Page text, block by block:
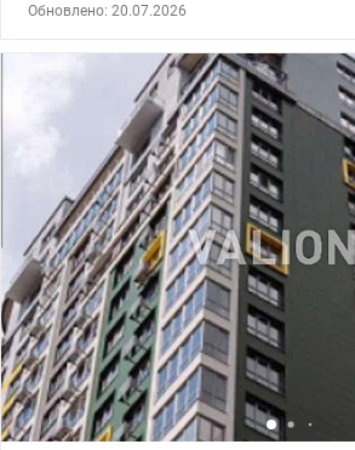
Обновлено: 20.07.2026